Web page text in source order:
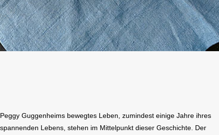
Peggy Guggenheims bewegtes Leben, zumindest einige Jahre ihres
spannenden Lebens, stehen im Mittelpunkt dieser Geschichte. Der